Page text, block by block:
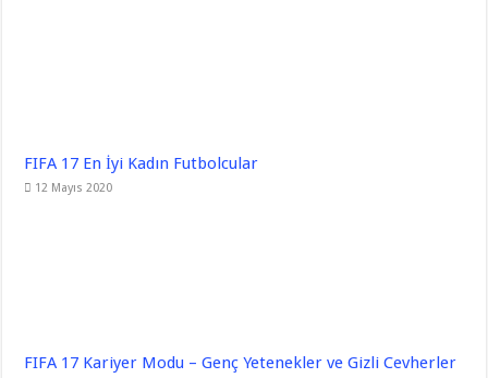
FIFA 17 En İyi Kadın Futbolcular
12 Mayıs 2020
FIFA 17 Kariyer Modu – Genç Yetenekler ve Gizli Cevherler